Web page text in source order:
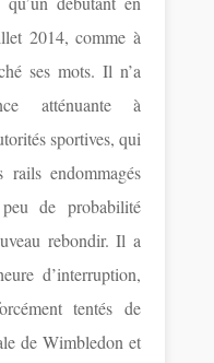
2014, comme à
ses mots. Il n’a
atténuante à
sportives, qui
endommagés
de probabilité
rebondir. Il a
d’interruption,
tentés de
de Wimbledon et